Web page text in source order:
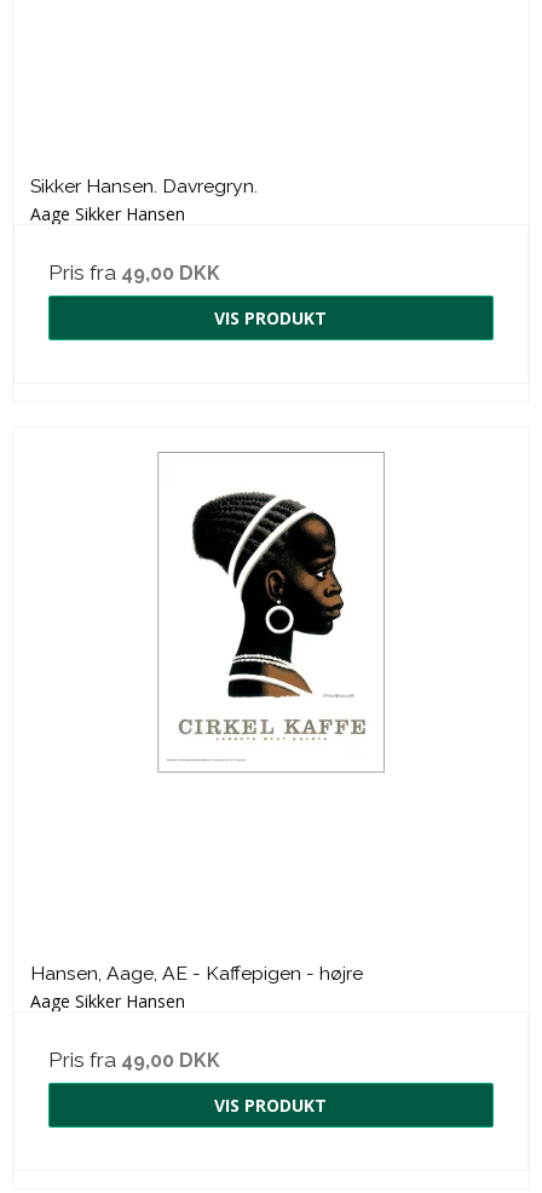
Sikker Hansen. Davregryn.
Aage Sikker Hansen
Pris fra 49,00 DKK
VIS PRODUKT
Hansen, Aage, AE - Kaffepigen - højre
Aage Sikker Hansen
Pris fra 49,00 DKK
VIS PRODUKT